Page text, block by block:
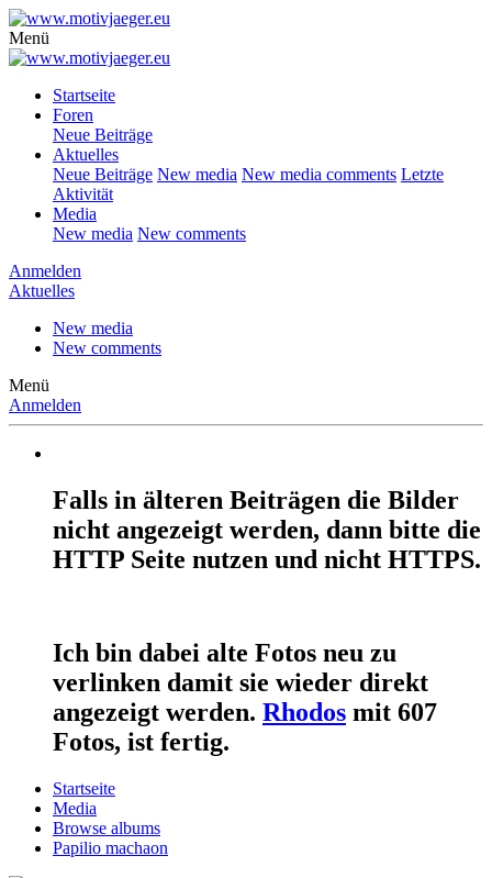
Menü
Startseite
Foren
Neue Beiträge
Aktuelles
Neue Beiträge New media New media comments Letzte
Aktivität
Media
New media New comments
Anmelden
Aktuelles
New media
New comments
Menü
Anmelden
Falls in älteren Beiträgen die Bilder
nicht angezeigt werden, dann bitte die
HTTP Seite nutzen und nicht HTTPS.
Ich bin dabei alte Fotos neu zu
verlinken damit sie wieder direkt
angezeigt werden. Rhodos mit 607
Fotos, ist fertig.
Startseite
Media
Browse albums
Papilio machaon